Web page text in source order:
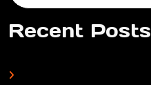
Recent Posts